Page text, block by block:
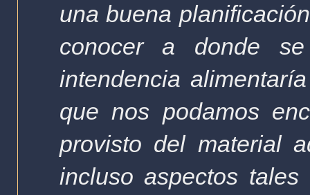
una buena
conocer a donde
intendencia
que nos podamos
provisto del material
incluso aspectos